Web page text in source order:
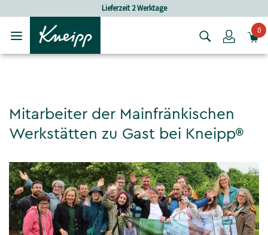
Lieferzeit 2 Werktage
Login0
Mitarbeiter der Mainfränkischen
Werkstätten zu Gast bei Kneipp®